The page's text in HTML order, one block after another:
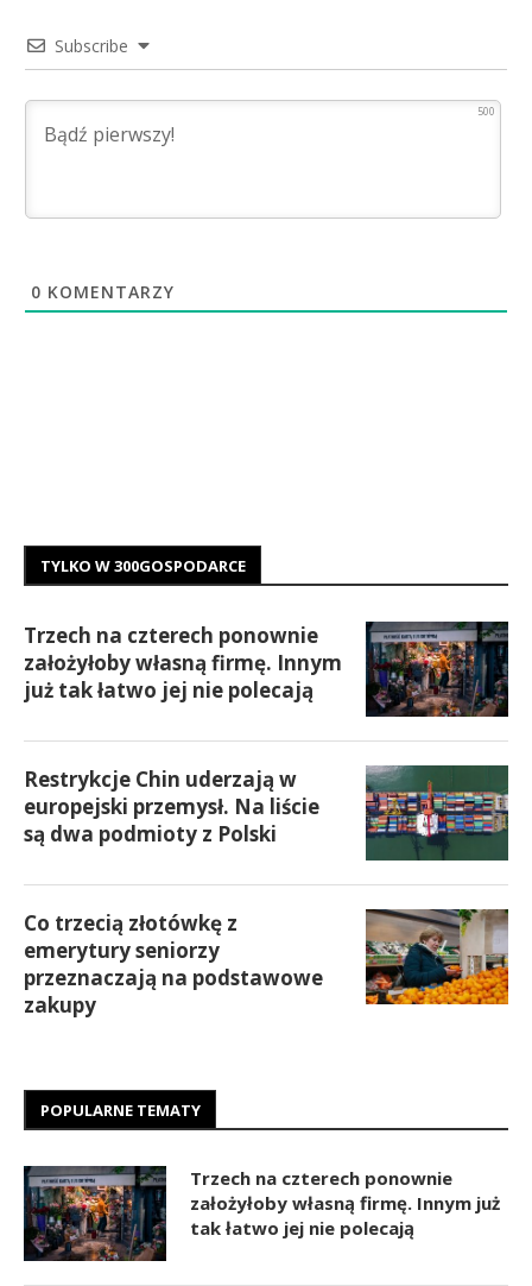
Subscribe
500
0 KOMENTARZY
TYLKO W 300GOSPODARCE
Trzech na czterech ponownie
założyłoby własną firmę. Innym
już tak łatwo jej nie polecają
Restrykcje Chin uderzają w
europejski przemysł. Na liście
są dwa podmioty z Polski
Co trzecią złotówkę z
emerytury seniorzy
przeznaczają na podstawowe
zakupy
POPULARNE TEMATY
Trzech na czterech ponownie
założyłoby własną firmę. Innym już
tak łatwo jej nie polecają